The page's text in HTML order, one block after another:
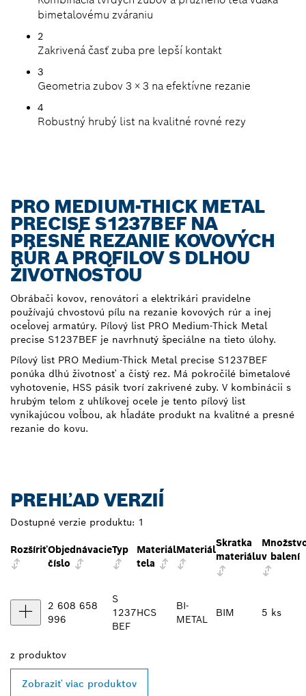
bimetalovému zváraniu
2
Zakrivená časť zuba pre lepší kontakt
3
Geometria zubov 3 × 3 na efektívne rezanie
4
Robustný hrubý list na kvalitné rovné rezy
PRO MEDIUM-THICK METAL
PRECISE S1237BEF NA
PRESNÉ REZANIE KOVOVÝCH
RÚR A PROFILOV S DLHOU
ŽIVOTNOSŤOU
Obrábači kovov, renovátori a elektrikári pravidelne
používajú chvostovú pílu na rezanie kovových rúr a inej
oceľovej armatúry. Pílový list PRO Medium-Thick Metal
precise S1237BEF je navrhnutý špeciálne na tieto úlohy.
Pílový list PRO Medium-Thick Metal precise S1237BEF
ponúka dlhú životnosť a čistý rez. Má pokročilé bimetalové
vyhotovenie, HSS pásik tvorí zakrivené zuby. V kombinácii s
hrubým telom z uhlíkovej ocele je tento pílový list
vynikajúcou voľbou, ak hľadáte produkt na kvalitné a presné
rezanie do kovu.
PREHĽAD VERZIÍ
Dostupné verzie produktu: 1
RozšíriťObjednávacie
číslo
Typ
Materiál
tela
Materiál
Skratka
materiáluv balení
2 608 658
996
S
1237
BEF
HCS
BI-
METAL
BIM 5 ks
z produktov
Zobraziť viac produktov